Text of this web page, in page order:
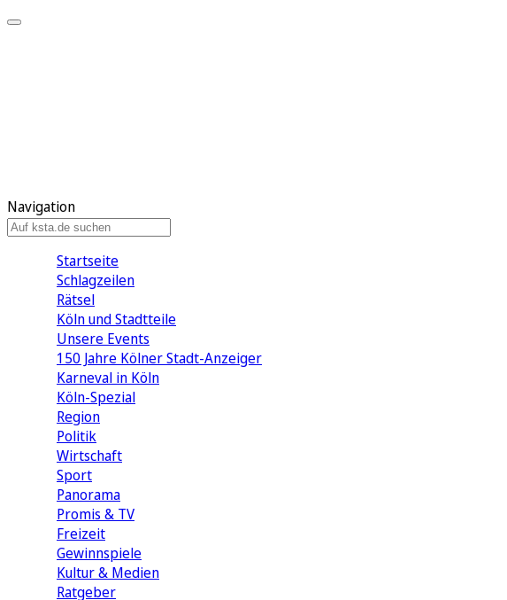
Navigation
Startseite
Schlagzeilen
Rätsel
Köln und Stadtteile
Unsere Events
150 Jahre Kölner Stadt-Anzeiger
Karneval in Köln
Köln-Spezial
Region
Politik
Wirtschaft
Sport
Panorama
Promis & TV
Freizeit
Gewinnspiele
Kultur & Medien
Ratgeber